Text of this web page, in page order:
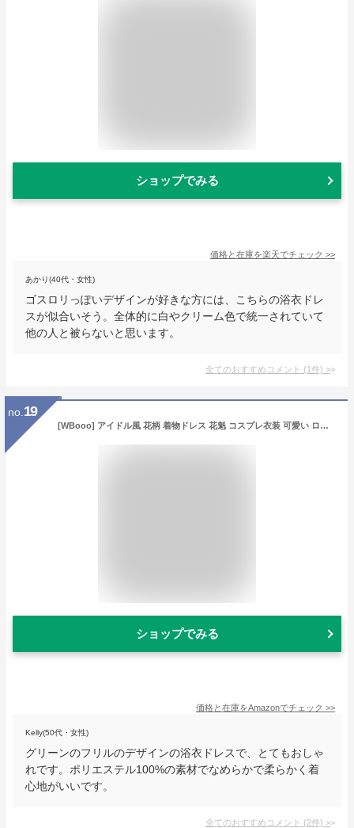
ショップでみる
価格と在庫を楽天でチェック >>
あかり(40代・女性)
ゴスロリっぽいデザインが好きな方には、こちらの浴衣ドレ
スが似合いそう。全体的に白やクリーム色で統一されていて
他の人と被らないと思います。
全てのおすすめコメント (1件) >
no. 19
[WBooo] アイドル風 花柄 着物ドレス 花魁 コスプレ衣装 可愛い ロリータ 和服 コスチューム ミニスカ 浴衣セット 夏祭り 花火大会 ハロウィン仮装 绿
ショップでみる
価格と在庫をAmazonでチェック >>
Kelly(50代・女性)
グリーンのフリルのデザインの浴衣ドレスで、とてもおしゃ
れです。ポリエステル100%の素材でなめらかで柔らかく着
心地がいいです。
全てのおすすめコメント (2件) >